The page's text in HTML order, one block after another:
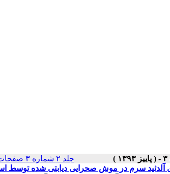
جلد ۲ شماره ۳ صفحات ۱۹-۸
آلدئید سرم در موش صحرایی دیابتی شده توسط